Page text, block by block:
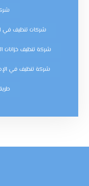
شركات تنظيف في
شركة تنظيف خزانات
شركة تنظيف في